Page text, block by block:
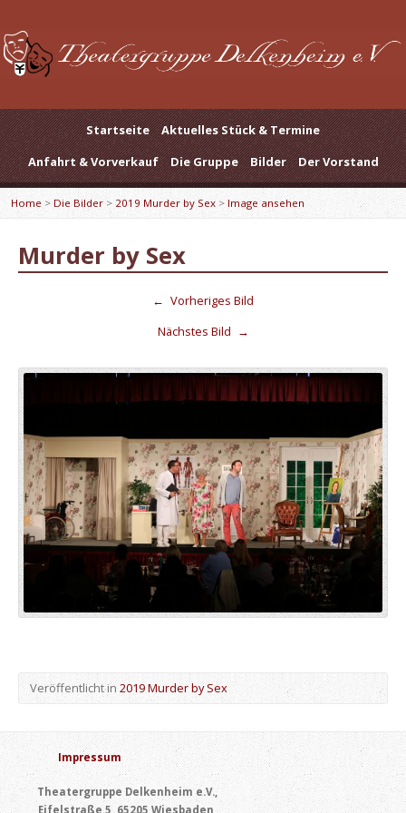
Startseite
Aktuelles Stück & Termine
Anfahrt & Vorverkauf
Die Gruppe Bilder Der Vorstand
Home > Die Bilder> 2019 Murder by Sex > Image ansehen
Murder by Sex
← Vorheriges Bild
Nächstes Bild →
Veröffentlicht in2019 Murder by Sex
Impressum
Theatergruppe Delkenheim e.V.,
Eifelstraße 5, 65205 Wiesbaden,